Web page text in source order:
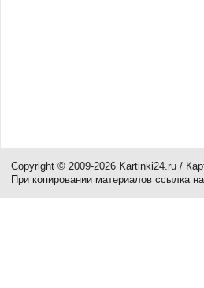
Copyright © 2009-2026 Kartinki24.ru /
При копировании материалов ссылка